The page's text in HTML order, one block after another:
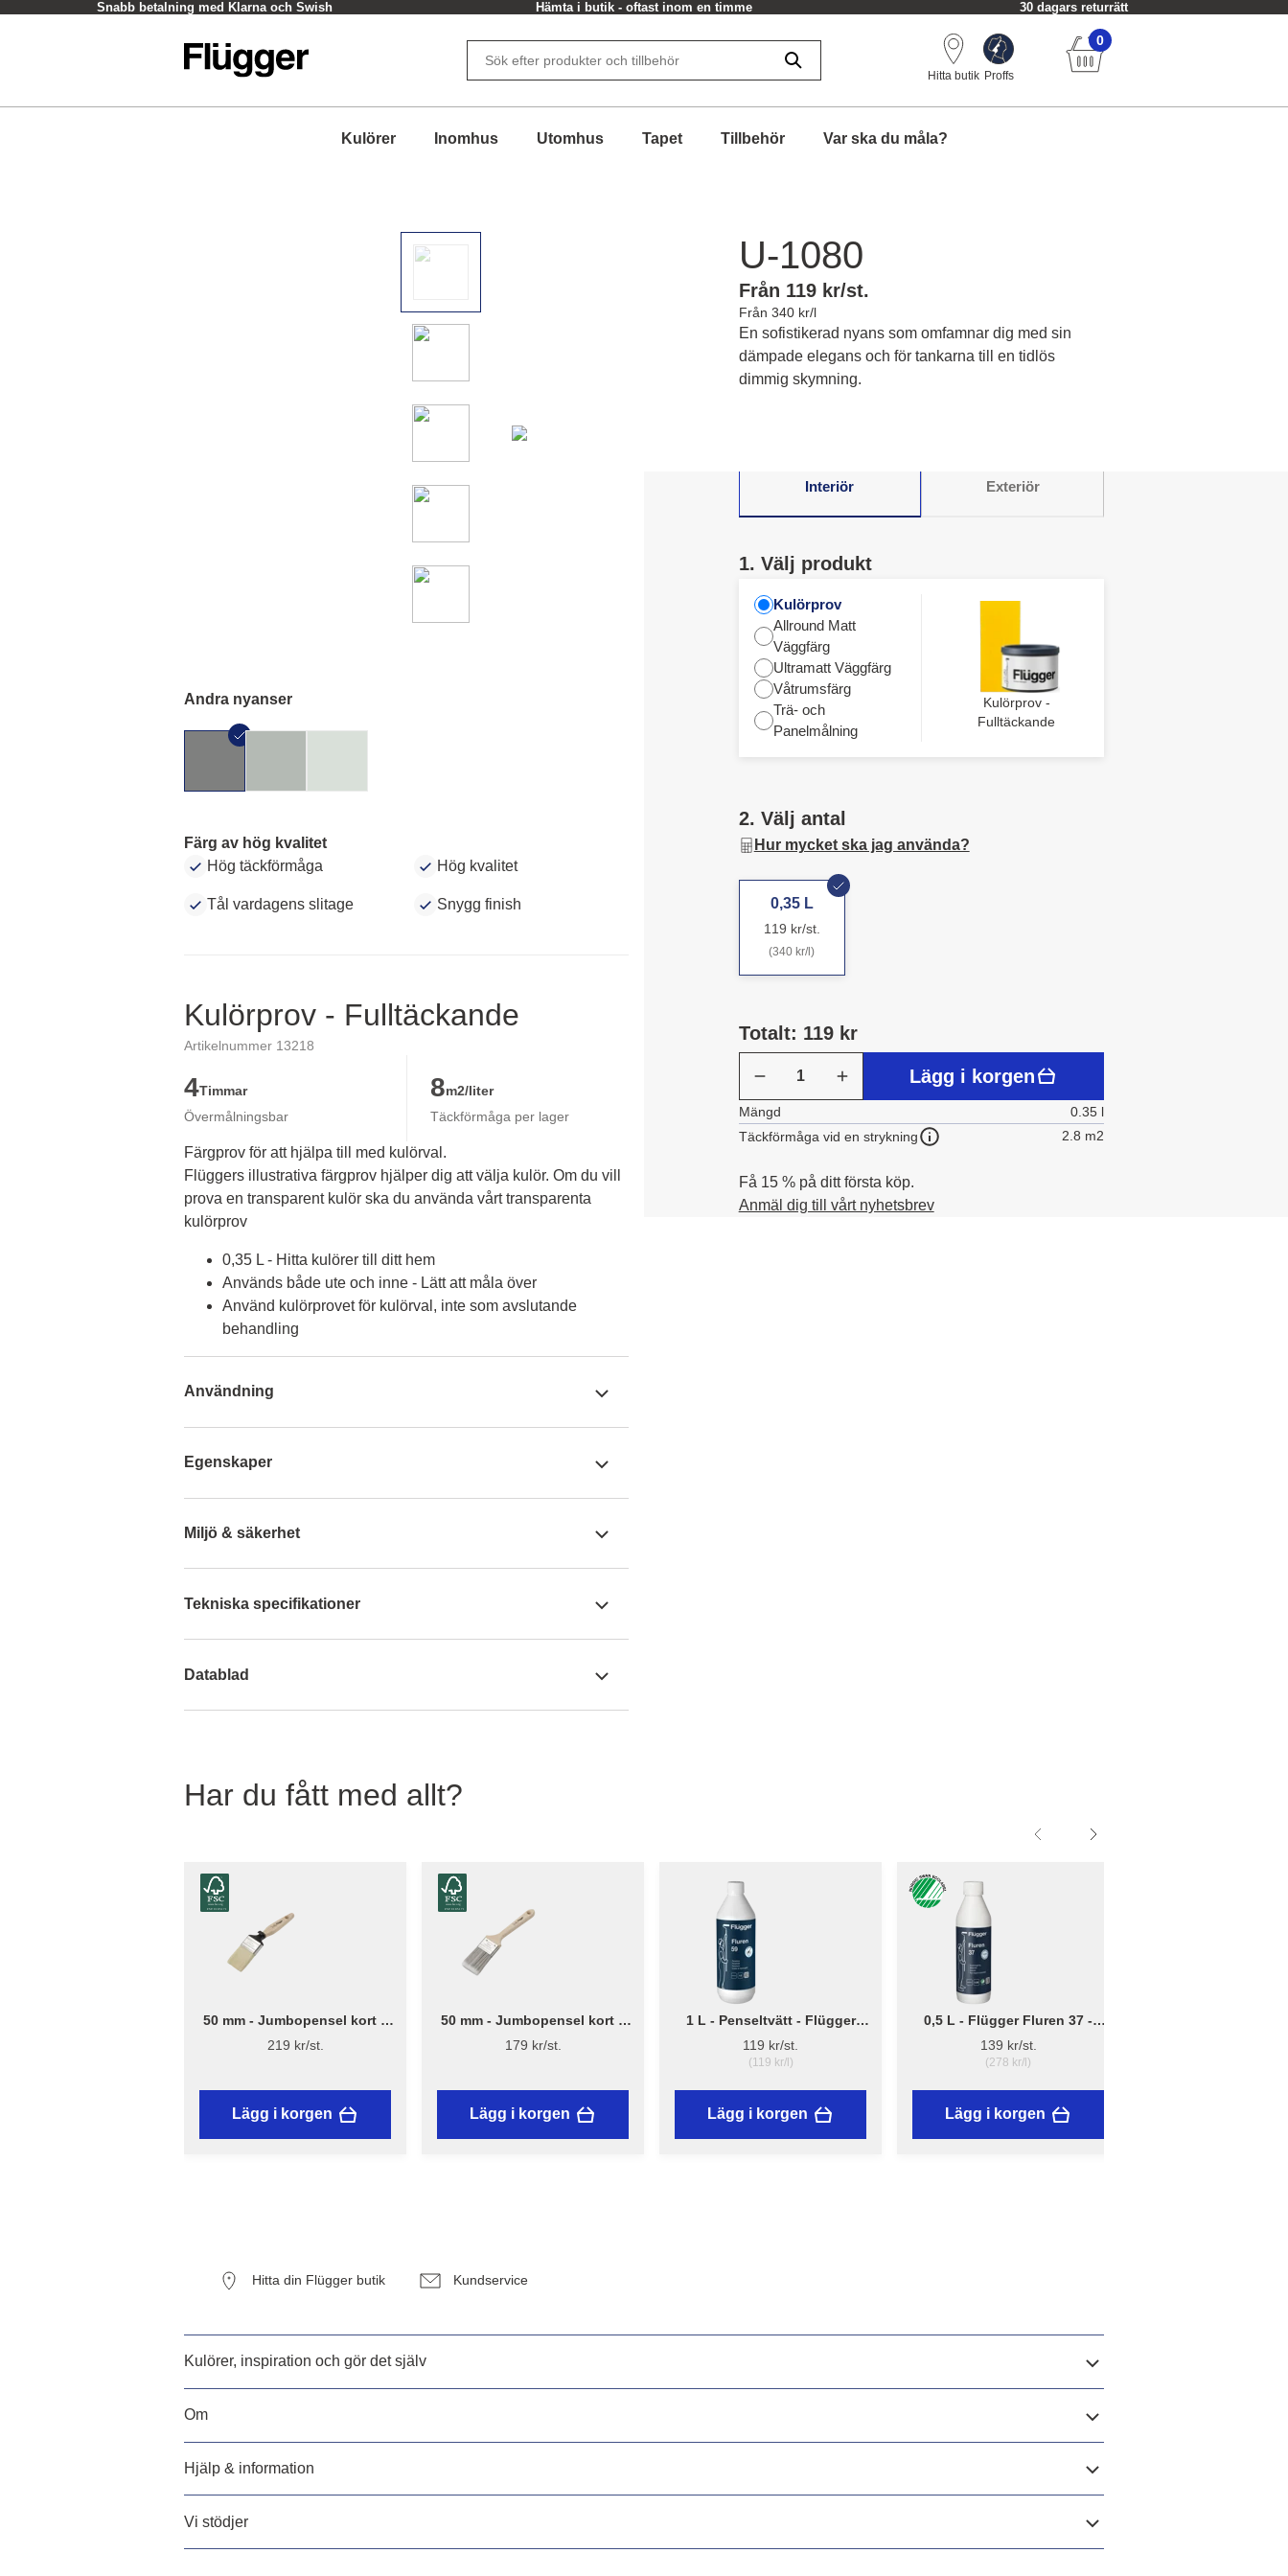
Snabb betalning med Klarna och Swish Hämta i butik - oftast inom en timme 30 dagars returrätt
Hitta butik Proffs
0
Kulörer Inomhus Utomhus Tapet Tillbehör Var ska du måla?
Andra nyanser
Färg av hög kvalitet
Hög täckförmåga
Hög kvalitet
Tål vardagens slitage Snygg finish
Kulörprov - Fulltäckande
Artikelnummer 13218
4Timmar
Övermålningsbar
8m2/liter
Täckförmåga per lager
Färgprov för att hjälpa till med kulörval.
Flüggers illustrativa färgprov hjälper dig att välja kulör. Om du vill
prova en transparent kulör ska du använda vårt transparenta
kulörprov
0,35 L - Hitta kulörer till ditt hem
Används både ute och inne - Lätt att måla över
Använd kulörprovet för kulörval, inte som avslutande
behandling
Användning
Egenskaper
Miljö & säkerhet
Tekniska specifikationer
Datablad
U-1080
Från 119 kr/st.
Från 340 kr/l
En sofistikerad nyans som omfamnar dig med sin
dämpade elegans och för tankarna till en tidlös
dimmig skymning.
Interiör Exteriör
1. Välj produkt
Kulörprov
Allround Matt
Väggfärg
Ultramatt Väggfärg
Våtrumsfärg
Trä- och
Panelmålning
Kulörprov -
Fulltäckande
2. Välj antal
Hur mycket ska jag använda?
0,35 L
119 kr/st.
(340 kr/l)
Totalt: 119 kr
Lägg i korgen
Mängd
0.35 l
Täckförmåga vid en strykning
2.8 m2
Få 15 % på ditt första köp.
Anmäl dig till vårt nyhetsbrev
Har du fått med allt?
50 mm - Jumbopensel kort –
Flügger Excellence
219 kr/st.
Lägg i korgen
50 mm - Jumbopensel kort –
Flügger Pro Series
179 kr/st.
Lägg i korgen
1 L - Penseltvätt - Flügger
Fluren 59
119 kr/st.
(119 kr/l)
Lägg i korgen
0,5 L - Flügger Fluren 37 -
Grundrengöring
139 kr/st.
(278 kr/l)
Lägg i korgen
Hitta din Flügger butik Kundservice
Kulörer, inspiration och gör det själv
Om
Hjälp & information
Vi stödjer